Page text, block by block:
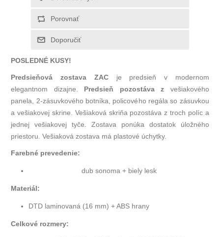
POSLEDNÉ KUSY!
Predsieňová zostava ZACje predsieň v modernom
elegantnom dizajne. Predsieň pozostáva z vešiakového
panela, 2-zásuvkového botníka, policového regála so zásuvkou
a vešiakovej skrine. Vešiaková skriňa pozostáva z troch políc a
jednej vešiakovej tyče. Zostava ponúka dostatok úložného
priestoru. Vešiaková zostava má plastové úchytky.
Farebné prevedenie:
dub sonoma + biely lesk
Materiál:
DTD laminovaná (16 mm) + ABS hrany
Celkové rozmery: